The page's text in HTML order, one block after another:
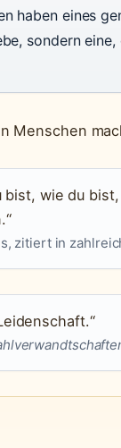
haben eines
sondern
Menschen
bist, wie du
zitiert in